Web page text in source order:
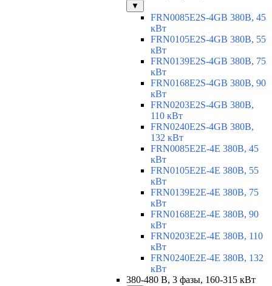
▼
FRN0085E2S-4GB 380В, 45
кВт
FRN0105E2S-4GB 380В, 55
кВт
FRN0139E2S-4GB 380В, 75
кВт
FRN0168E2S-4GB 380В, 90
кВт
FRN0203E2S-4GB 380В,
110 кВт
FRN0240E2S-4GB 380В,
132 кВт
FRN0085E2E-4E 380В, 45
кВт
FRN0105E2E-4E 380В, 55
кВт
FRN0139E2E-4E 380В, 75
кВт
FRN0168E2E-4E 380В, 90
кВт
FRN0203E2E-4E 380В, 110
кВт
FRN0240E2E-4E 380В, 132
кВт
380-480 В, 3 фазы, 160-315 кВт